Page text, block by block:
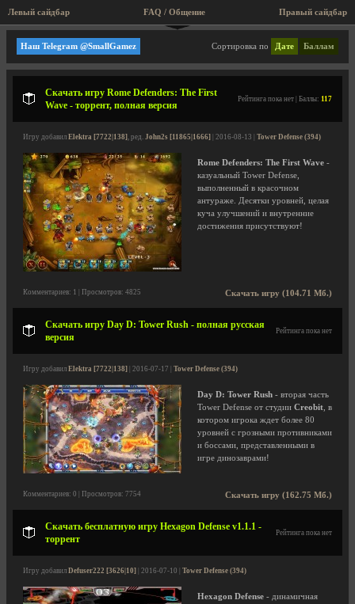
Левый сайдбар Правый сайдбар
FAQ / Общение
Tower Defense
Сортировка по Дате Баллам
Наш Telegram @SmallGamez
Скачать игру Rome Defenders: The First
Wave - торрент, полная версия
Рейтинга пока нет | Баллы: 117
Игру добавил Elektra [7722|138], ред. John2s [11865|1666] | 2016-08-13 | Tower Defense (394)
Rome Defenders: The First Wave -
казуальный Tower Defense,
выполненный в красочном
антураже. Десятки уровней, целая
куча улучшений и внутренние
достижения присутствуют!
Скачать игру (104.71 Мб.)
Комментариев: 1 | Просмотров: 4825
Скачать игру Day D: Tower Rush - полная русская
версия
Рейтинга пока нет
Игру добавил Elektra [7722|138] | 2016-07-17 | Tower Defense (394)
Day D: Tower Rush - вторая часть
Tower Defense от студии Creobit , в
котором игрока ждет более 80
уровней с грозными противниками
и боссами, представленными в
игре динозаврами!
Скачать игру (162.75 Мб.)
Комментариев: 0 | Просмотров: 7754
Скачать бесплатную игру Hexagon Defense v1.1.1 -
торрент
Рейтинга пока нет
Игру добавил Defuser222 [3626|10] | 2016-07-10 | Tower Defense (394)
Hexagon Defense - динамичная